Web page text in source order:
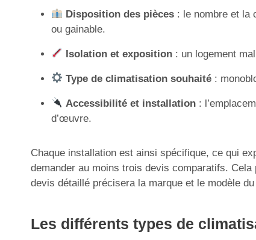
Disposition des pièces : le nombre et la
ou gainable.
Isolation et exposition : un logement
Type de climatisation souhaité :
Accessibilité et installation :
d’œuvre.
Chaque installation est ainsi spécifique, ce qui
demander au moins trois devis comparatifs.
devis détaillé précisera la marque et le modèle
Les différents types de